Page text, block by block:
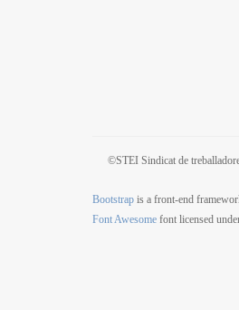
©STEI Sindicat de
Bootstrap is a front-end
Font Awesome font licensed